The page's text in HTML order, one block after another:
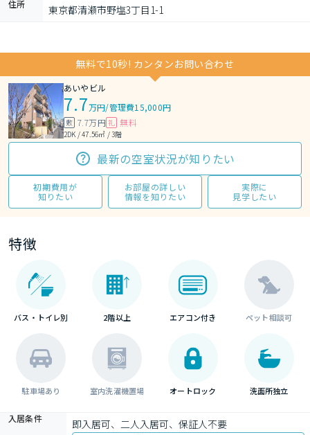
住所 東京都清瀬市野塩3丁目1-1
無料で10秒! カンタンお問い合わせ
あいやビル
7.7万円/管理費15,000円
敷 7.7万円 礼 無料
2DK / 47.56㎡ / 3階
最新の空室状況が知りたい
初期費用が
知りたい
お部屋の詳しい
情報を知りたい
実際に
見学したい
特徴
バス・トイレ別 2階以上 エアコン付き ペット相談可
駐車場あり 室内洗濯機置場 オートロック 洗面所独立
入居条件 即入居可、二人入居可、保証人不要